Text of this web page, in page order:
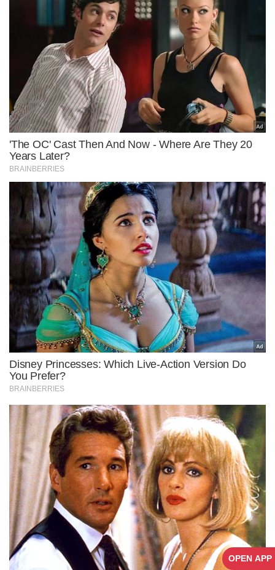
OPEN APP